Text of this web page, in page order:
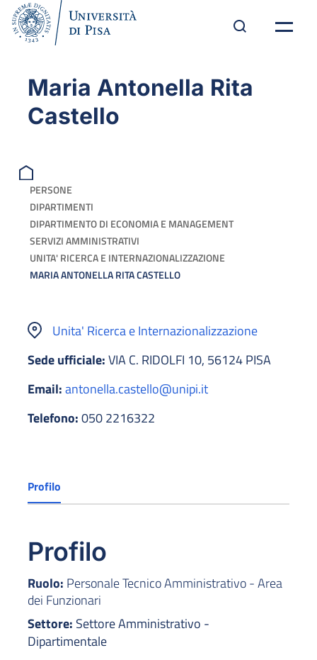
Maria Antonella Rita
Castello
PERSONE
DIPARTIMENTI
DIPARTIMENTO DI ECONOMIA E MANAGEMENT
SERVIZI AMMINISTRATIVI
UNITA' RICERCA E INTERNAZIONALIZZAZIONE
MARIA ANTONELLA RITA CASTELLO
Unita' Ricerca e Internazionalizzazione
Sede ufficiale:VIA C. RIDOLFI 10, 56124 PISA
Email:antonella.castello@unipi.it
Telefono:050 2216322
Profilo
Profilo
Ruolo: Personale Tecnico Amministrativo - Area
dei Funzionari
Settore: Settore Amministrativo -
Dipartimentale